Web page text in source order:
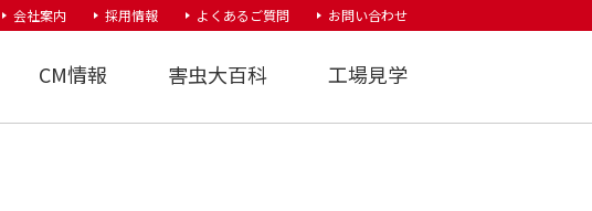
会社案内 採用情報 よくあるご質問 お問い合わせ
CM情報 害虫大百科 工場見学